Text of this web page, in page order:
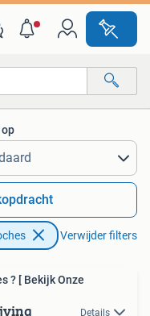
Verwijder filters
Details